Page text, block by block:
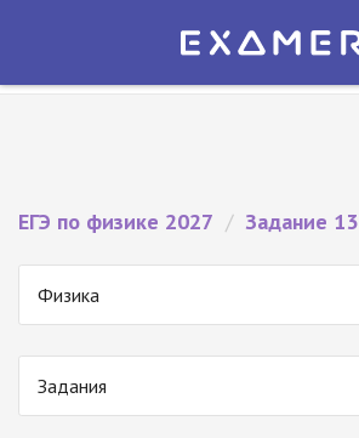
Экзамер — ЕГЭ 2027
ЕГЭ по физике 2027 / Задание 13
Физика
Задания